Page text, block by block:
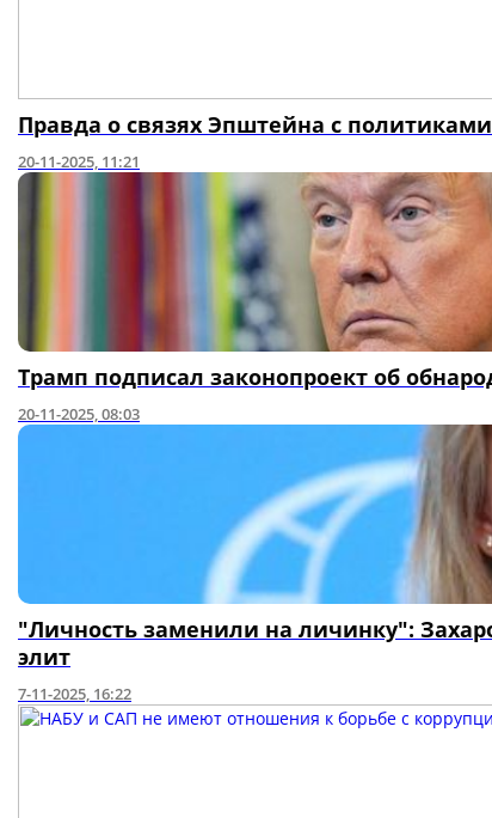
Правда о связях Эпштейна с
20-11-2025, 11:21
Трамп подписал законопроект об
20-11-2025, 08:03
"Личность заменили на личинку":
элит
7-11-2025, 16:22